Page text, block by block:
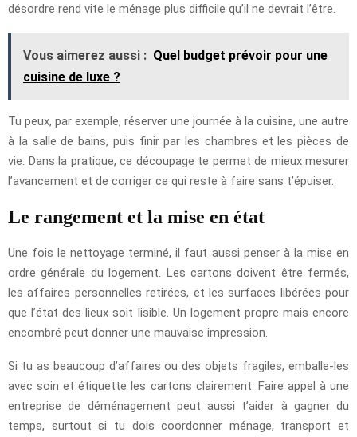
désordre rend vite le ménage plus difficile qu’il ne devrait l’être.
Vous aimerez aussi : Quel budget prévoir pour une
cuisine de luxe ?
Tu peux, par exemple, réserver une journée à la cuisine, une autre
à la salle de bains, puis finir par les chambres et les pièces de
vie. Dans la pratique, ce découpage te permet de mieux mesurer
l’avancement et de corriger ce qui reste à faire sans t’épuiser.
Le rangement et la mise en état
Une fois le nettoyage terminé, il faut aussi penser à la mise en
ordre générale du logement. Les cartons doivent être fermés,
les affaires personnelles retirées, et les surfaces libérées pour
que l’état des lieux soit lisible. Un logement propre mais encore
encombré peut donner une mauvaise impression.
Si tu as beaucoup d’affaires ou des objets fragiles, emballe-les
avec soin et étiquette les cartons clairement. Faire appel à une
entreprise de déménagement peut aussi t’aider à gagner du
temps, surtout si tu dois coordonner ménage, transport et